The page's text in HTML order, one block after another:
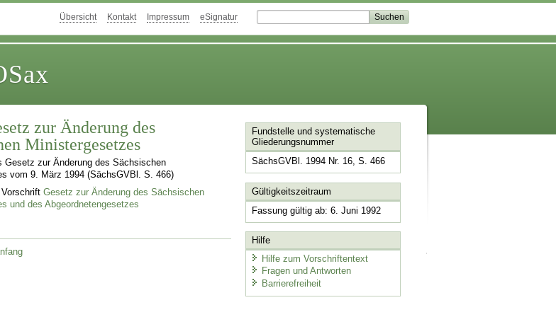
Übersicht Kontakt Impressum eSignatur
zur Änderung des
Ministergesetzes
Gesetz zur Änderung des Sächsischen
vom 9. März 1994 (SächsGVBl. S. 466)
VorschriftGesetz zur Änderung des Sächsischen
und des Abgeordnetengesetzes
Fundstelle und systematische
Gliederungsnummer
SächsGVBl. 1994 Nr. 16, S. 466
Gültigkeitszeitraum
Fassung gültig ab: 6. Juni 1992
Hilfe
Hilfe zum Vorschriftentext
Fragen und Antworten
Barrierefreiheit